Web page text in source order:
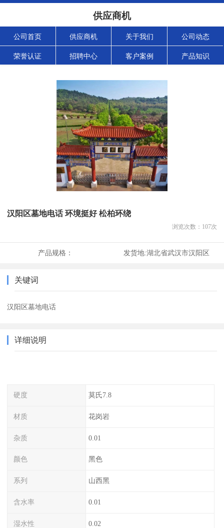
供应商机
公司首页 供应商机 关于我们 公司动态
荣誉认证 招聘中心 客户案例 产品知识
汉阳区墓地电话 环境挺好 松柏环绕
浏览次数： 107次
产品规格： 发货地:湖北省武汉市汉阳区
关键词
汉阳区墓地电话
详细说明
硬度 莫氏7.8
材质 花岗岩
杂质 0.01
颜色 黑色
系列 山西黑
含水率 0.01
湿水性 0.02